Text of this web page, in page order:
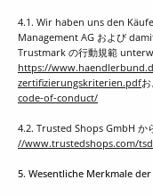
4.1. Wir haben uns den
Management AG および
Trustmark の行動規範
https://
zertifizierungskriterien.pdf
code-of-conduct/
4.2. Trusted Shops GmbH か
//www.trustedshops.com/
5. Wesentliche Merkmale